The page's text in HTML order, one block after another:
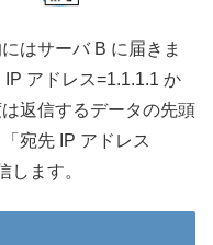
はサーバ B に届きま
アドレス=1.1.1.1 か
返信するデータの先頭
宛先 IP アドレス
します。